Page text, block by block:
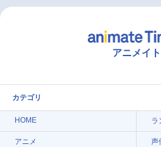
アニメイト
カテゴリ
HOME ラ
アニメ 声